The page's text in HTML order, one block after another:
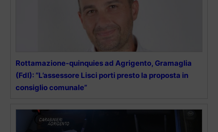
Rottamazione-quinquies ad Agrigento, Gramaglia
(FdI): “L’assessore Lisci porti presto la proposta in
consiglio comunale”